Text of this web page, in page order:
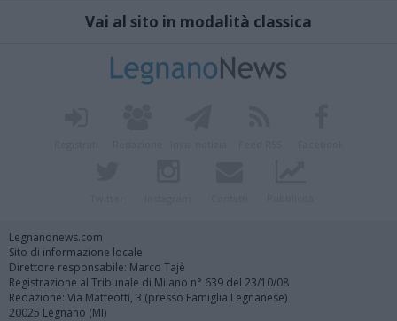
Vai al sito in modalità classica
Legnanonews.com
Sito di informazione locale
Direttore responsabile: Marco Tajè
Registrazione al Tribunale di Milano n° 639 del 23/10/08
Redazione: Via Matteotti, 3 (presso Famiglia Legnanese)
20025 Legnano (MI)